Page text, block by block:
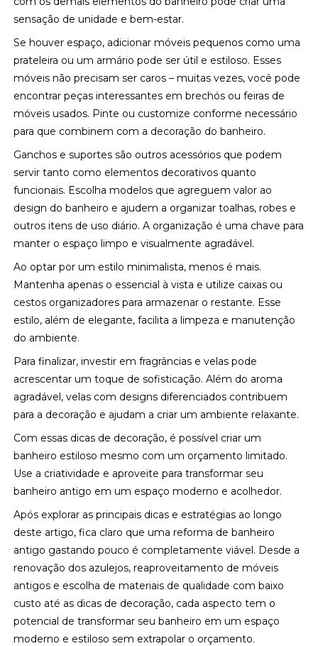
sensação de unidade e bem-estar.
Se houver espaço, adicionar móveis pequenos como uma
prateleira ou um armário pode ser útil e estiloso. Esses
móveis não precisam ser caros – muitas vezes, você pode
encontrar peças interessantes em brechós ou feiras de
móveis usados. Pinte ou customize conforme necessário
para que combinem com a decoração do banheiro.
Ganchos e suportes são outros acessórios que podem
servir tanto como elementos decorativos quanto
funcionais. Escolha modelos que agreguem valor ao
design do banheiro e ajudem a organizar toalhas, robes e
outros itens de uso diário. A organização é uma chave para
manter o espaço limpo e visualmente agradável.
Ao optar por um estilo minimalista, menos é mais.
Mantenha apenas o essencial à vista e utilize caixas ou
cestos organizadores para armazenar o restante. Esse
estilo, além de elegante, facilita a limpeza e manutenção
do ambiente.
Para finalizar, investir em fragrâncias e velas pode
acrescentar um toque de sofisticação. Além do aroma
agradável, velas com designs diferenciados contribuem
para a decoração e ajudam a criar um ambiente relaxante.
Com essas dicas de decoração, é possível criar um
banheiro estiloso mesmo com um orçamento limitado.
Use a criatividade e aproveite para transformar seu
banheiro antigo em um espaço moderno e acolhedor.
Após explorar as principais dicas e estratégias ao longo
deste artigo, fica claro que uma reforma de banheiro
antigo gastando pouco é completamente viável. Desde a
renovação dos azulejos, reaproveitamento de móveis
antigos e escolha de materiais de qualidade com baixo
custo até as dicas de decoração, cada aspecto tem o
potencial de transformar seu banheiro em um espaço
moderno e estiloso sem extrapolar o orçamento.